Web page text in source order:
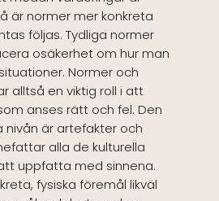
är normer mer konkreta
följas. Tydliga normer
osäkerhet om hur man
Normer och
alltså en viktig roll i att
anses rätt och fel. Den
nivån är artefakter och
alla de kulturella
uppfatta med sinnena.
fysiska föremål likväl